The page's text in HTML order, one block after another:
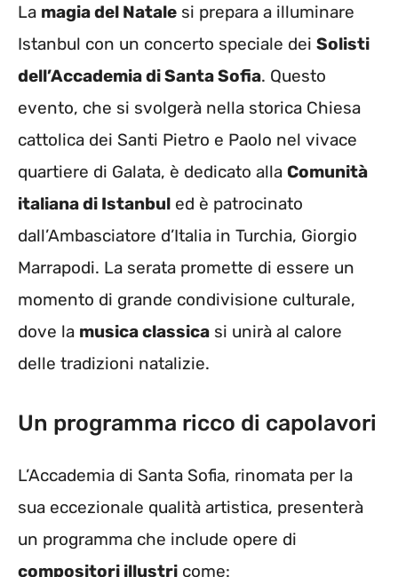
La magia del Natale si prepara a illuminare
Istanbul con un concerto speciale dei Solisti
dell’Accademia di Santa Sofia. Questo
evento, che si svolgerà nella storica Chiesa
cattolica dei Santi Pietro e Paolo nel vivace
quartiere di Galata, è dedicato alla Comunità
italiana di Istanbul ed è patrocinato
dall’Ambasciatore d’Italia in Turchia, Giorgio
Marrapodi. La serata promette di essere un
momento di grande condivisione culturale,
dove la musica classica si unirà al calore
delle tradizioni natalizie.
Un programma ricco di capolavori
L’Accademia di Santa Sofia, rinomata per la
sua eccezionale qualità artistica, presenterà
un programma che include opere di
compositori illustri come: